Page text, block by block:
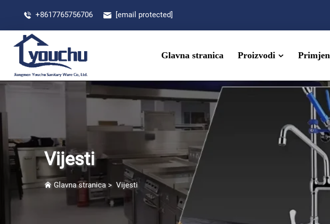
+8617765756706 [email protected]
Glavna stranica Proizvodi
Vijesti
Glavna stranica> Vijesti